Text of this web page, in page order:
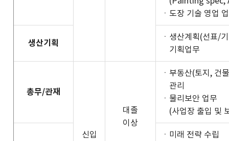
ㆍ도장 기술 영업
생산기획
ㆍ생산계획(선표/
기획업무
총무/관재
신입
대졸
이상
ㆍ부동산(토지, 건
관리
ㆍ물리보안 업무
(사업장 출입 및
ㆍ미래 전략 수립